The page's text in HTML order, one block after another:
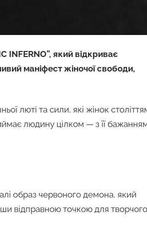
INFERNO”, який відкриває
маніфест жіночої свободи,
люті та сили, які жінок
людину цілком — з її
образ червоного демона, який
відправною точкою для творчого